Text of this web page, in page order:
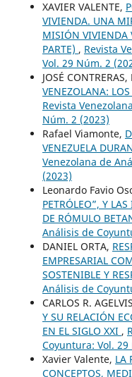
XAVIER VALENTE,
VIVIENDA. UNA
MISIÓN VIVIENDA
PARTE) , Revista
Vol. 29 Núm. 2
JOSÉ
VENEZOLANA:
Revista
Núm. 2 (2023)
Rafael Viamonte,
VENEZUELA
Venezolana de
(2023)
Leonardo Favio
PETRÓLEO”, Y
DE RÓMULO
Análisis de
DANIEL ORTA,
EMPRESARIAL
SOSTENIBLE Y
Análisis de
CARLOS R.
Y SU RELACIÓN
EN EL SIGLO XXI ,
Coyuntura: Vol.
Xavier Valente, LA
CONCEPTOS,